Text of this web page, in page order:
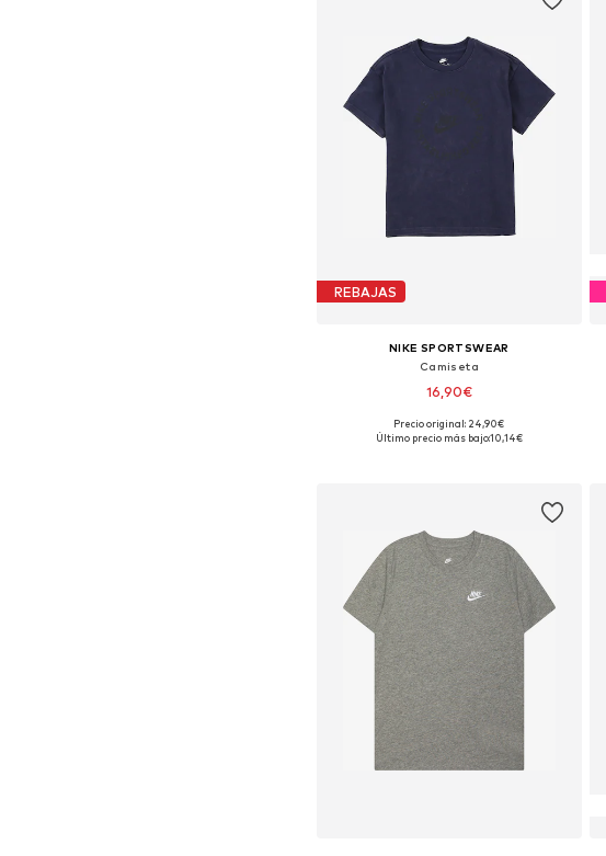
REBAJAS
NIKE SPORTSWEAR
Camiseta
16,90€
Disponible en muchas tallas
Precio original: 24,90€
Último precio más bajo:10,14€